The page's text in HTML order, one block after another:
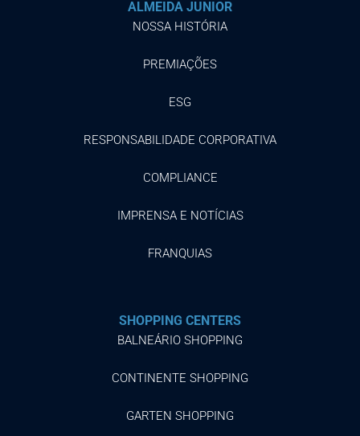
ALMEIDA JUNIOR
NOSSA HISTÓRIA
PREMIAÇÕES
ESG
RESPONSABILIDADE CORPORATIVA
COMPLIANCE
IMPRENSA E NOTÍCIAS
FRANQUIAS
SHOPPING CENTERS
BALNEÁRIO SHOPPING
CONTINENTE SHOPPING
GARTEN SHOPPING